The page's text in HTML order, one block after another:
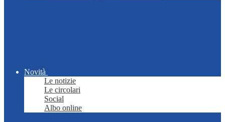
Novità
Le notizie
Le circolari
Social
Albo online